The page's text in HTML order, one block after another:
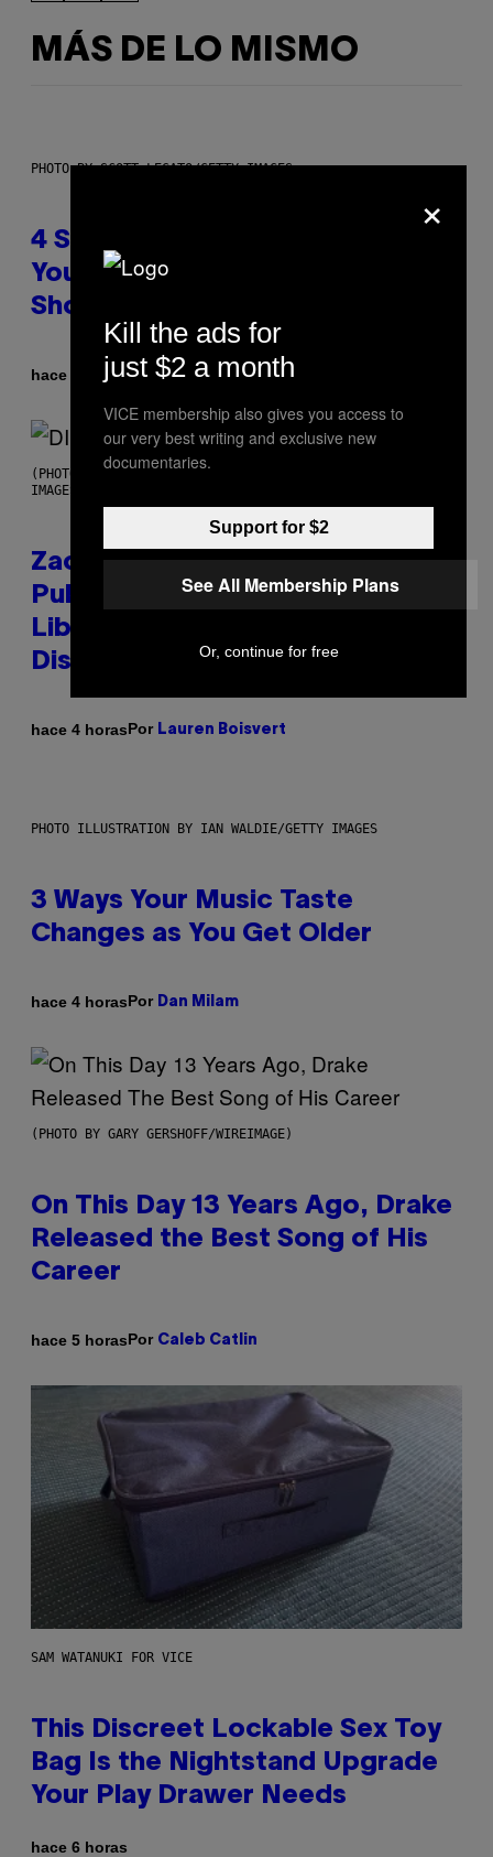
MÁS DE LO MISMO
PHOTO BY SCOTT LEGATO/GETTY IMAGES
4 Shoegaze Songs to Listen to if
You Don’t Know if You Like
Shoegaze
hace 3 horasPorStephen Andrew Galiher
(PHOTO BY ROBERTO PANUCCI – CORBIS/CORBIS VIA GETTY
IMAGES)
Zachary Cole Smith Wants a
Publicly Owned Music Streaming
Library Built on Spotify’s
Dismantled Bones
hace 4 horasPor Lauren Boisvert
PHOTO ILLUSTRATION BY IAN WALDIE/GETTY IMAGES
3 Ways Your Music Taste
Changes as You Get Older
hace 4 horasPor Dan Milam
(PHOTO BY GARY GERSHOFF/WIREIMAGE)
On This Day 13 Years Ago, Drake
Released the Best Song of His
Career
hace 5 horasPor Caleb Catlin
SAM WATANUKI FOR VICE
This Discreet Lockable Sex Toy
Bag Is the Nightstand Upgrade
Your Play Drawer Needs
hace 6 horas
×
Kill the ads for
just $2 a month
VICE membership also gives you access to
our very best writing and exclusive new
documentaries.
Support for $2
See All Membership Plans
Or, continue for free